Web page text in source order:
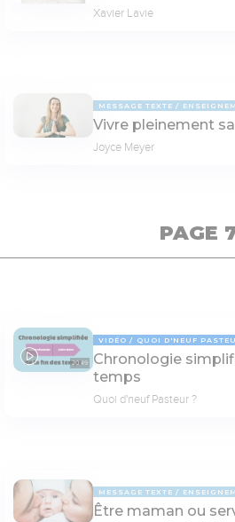
Xavier Lavie
MESSAGE TEXTE
Vivre pleinement
Joyce Meyer
PAGE
20:49
VIDÉO QUOI D'NEUF
Chronologie
temps
Quoi d'neuf Pasteur ?
MESSAGE TEXTE
Être maman ou